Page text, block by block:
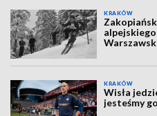
KRAKÓW
KRAKÓW
Wisła
jesteśmy